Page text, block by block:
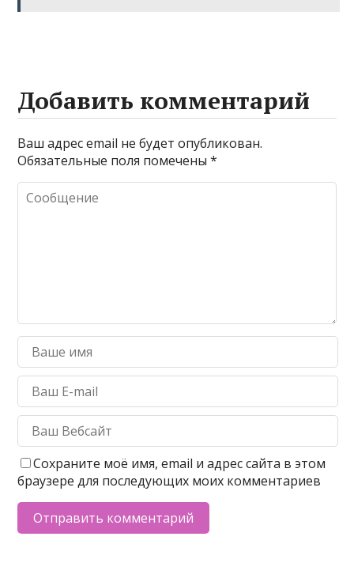
Добавить комментарий
Ваш адрес email не будет опубликован.
Обязательные поля помечены*
Сохраните моё имя, email и адрес сайта в этом
браузере для последующих моих комментариев